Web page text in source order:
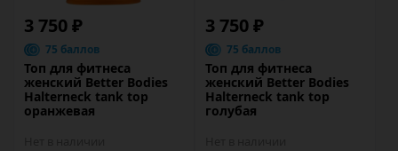
3 750 ₽
75 баллов
Топ для фитнеса
женский Better Bodies
Halterneck tank top
оранжевая
3 750 ₽
75 баллов
Топ для фитнеса
женский Better Bodies
Halterneck tank top
голубая